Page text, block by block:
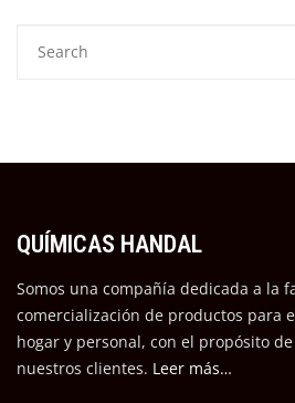
QUÍMICAS HANDAL
Somos una compañía dedicada a la
comercialización de productos para
hogar y personal, con el propósito
nuestros clientes. Leer más…